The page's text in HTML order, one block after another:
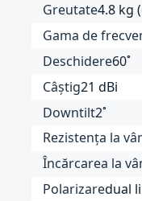
Greutate4.8 kg
Gama de
Deschidere60˚
Câștig21 dBi
Downtilt2˚
Rezistența la
Încărcarea la
Polarizaredual